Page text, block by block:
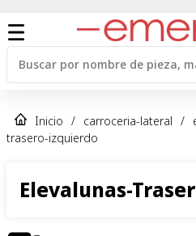
Inicio / carroceria-lateral /
trasero-izquierdo
Elevalunas-